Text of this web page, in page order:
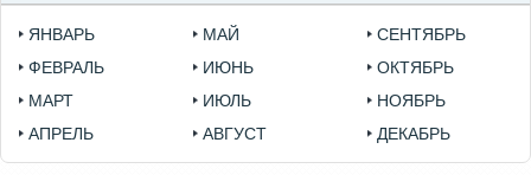
ЯНВАРЬ
ФЕВРАЛЬ
МАРТ
АПРЕЛЬ
МАЙ
ИЮНЬ
ИЮЛЬ
АВГУСТ
СЕНТЯБРЬ
ОКТЯБРЬ
НОЯБРЬ
ДЕКАБРЬ